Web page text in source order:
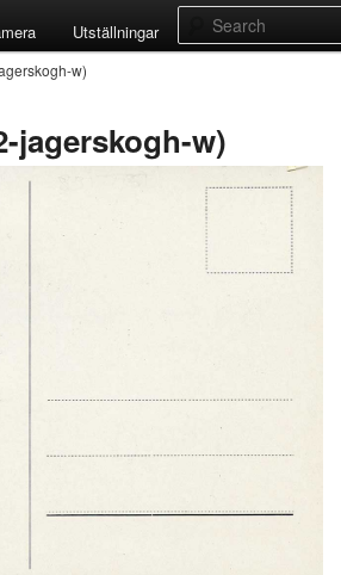
Utställningar Search
w)
jagerskogh-w)